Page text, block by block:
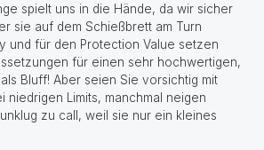
spielt uns in die Hände, da wir sicher
sie auf dem Schießbrett am Turn
und für den Protection Value setzen
für einen sehr hochwertigen,
Bluff! Aber seien Sie vorsichtig mit
niedrigen Limits, manchmal neigen
zu call, weil sie nur ein kleines